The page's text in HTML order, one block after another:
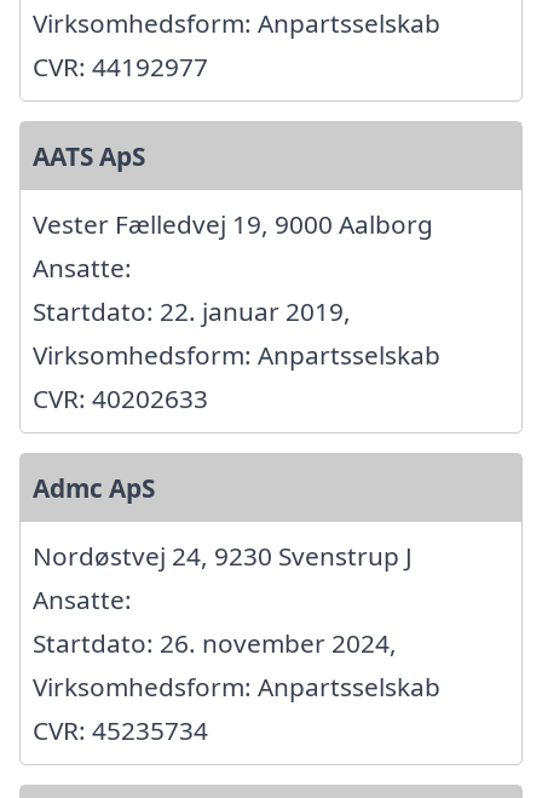
Virksomhedsform: Anpartsselskab
CVR: 44192977
AATS ApS
Vester Fælledvej 19, 9000 Aalborg
Ansatte:
Startdato: 22. januar 2019,
Virksomhedsform: Anpartsselskab
CVR: 40202633
Admc ApS
Nordøstvej 24, 9230 Svenstrup J
Ansatte:
Startdato: 26. november 2024,
Virksomhedsform: Anpartsselskab
CVR: 45235734